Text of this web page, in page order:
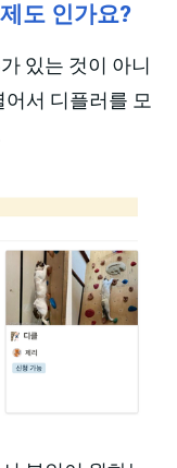
도 인가요?
있는 것이 아니
서 디플러를 모